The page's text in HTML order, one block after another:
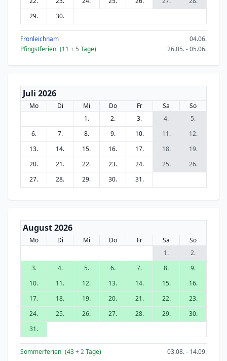
29.
30.
Fronleichnam
04.06.
Pfingstferien (11 + 5 Tage) 26.05. - 05.06.
Juli 2026
Mo Di Mi Do Fr Sa
So
1.
2. 3. 4.
5.
6.
7. 8. 9. 10. 11.
12.
13.
14. 15. 16. 17. 18.
19.
20.
21. 22. 23. 24. 25.
26.
27.
28. 29. 30. 31.
August 2026
Mo Di Mi Do Fr Sa
So
1.
2.
3.
4. 5. 6. 7. 8.
9.
10.
11. 12. 13. 14. 15.
16.
17.
18. 19. 20. 21. 22.
23.
24.
25. 26. 27. 28. 29.
30.
31.
Sommerferien (43+ 2Tage) 03.08. - 14.09.